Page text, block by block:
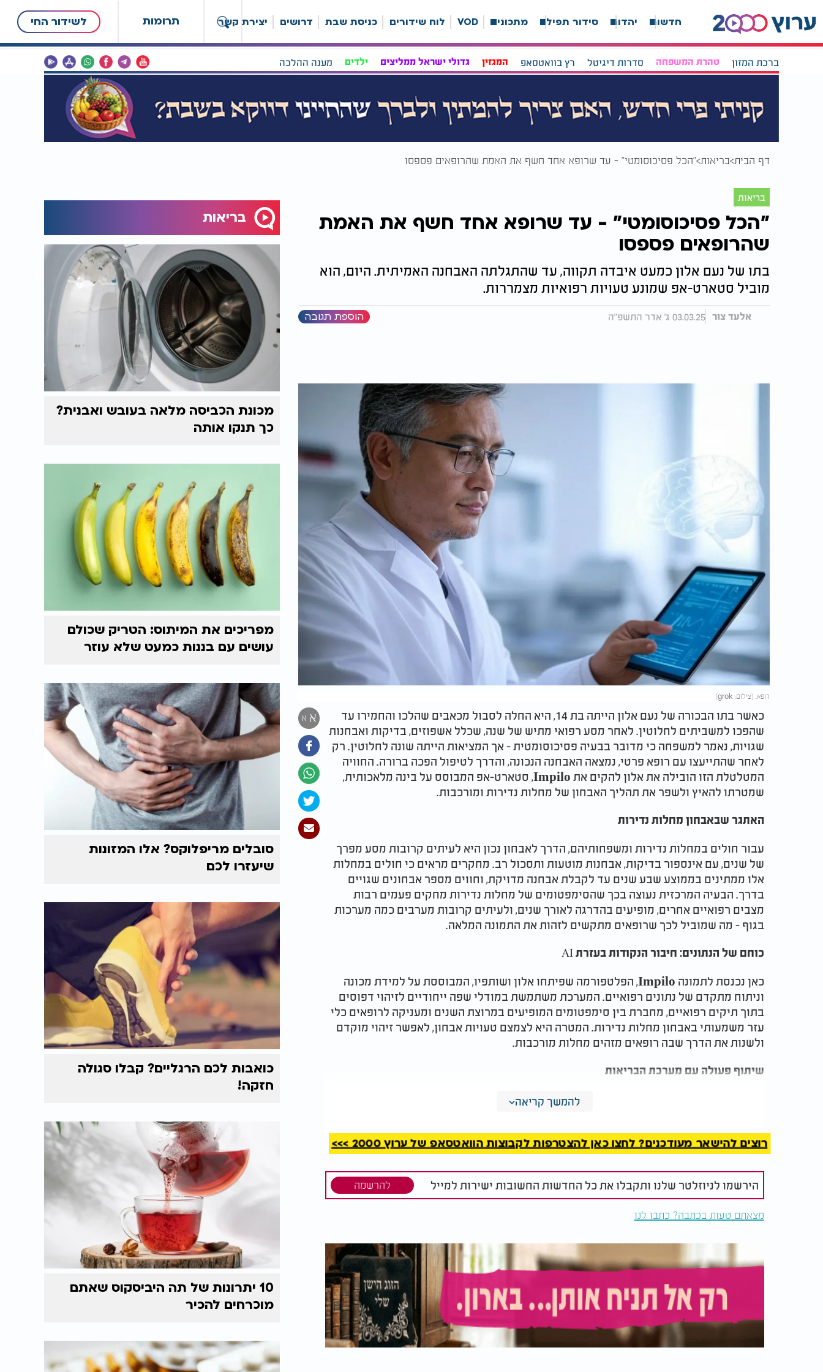
תרומות לשידור החי חדשות יהדות סידור תפילה מתכונים VOD לוח שידורים כניסת שבת דרושים יצירת קשר
ברכת המזון טהרת המשפחה סדרות דיגיטל רץ בוואטסאפ המגזין גדולי ישראל ממליצים ילדים מענה ההלכה
דף הבית בריאות "הכל פסיכוסומטי" - עד שרופא אחד חשף את האמת שהרופאים פספסו
בריאות
"הכל פסיכוסומטי" - עד שרופא אחד חשף את האמת
שהרופאים פספסו
בתו של נעם אלון כמעט איבדה תקווה, עד שהתגלתה האבחנה האמיתית. היום, הוא
מוביל סטארט-אפ שמונע טעויות רפואיות מצמררות.
אלעד צור 03.03.25 ג' אדר התשפ"ה הוספת תגובה
רופא. (צילום: grok)
א א
כאשר בתו הבכורה של נעם אלון הייתה בת 14, היא החלה לסבול מכאבים שהלכו והחמירו עד
שהפכו למשביתים לחלוטין. לאחר מסע רפואי מתיש של שנה, שכלל אשפוזים, בדיקות ואבחנות
שגויות, נאמר למשפחה כי מדובר בבעיה פסיכוסומטית - אך המציאות הייתה שונה לחלוטין. רק
לאחר שהתייעצו עם רופא פרטי, נמצאה האבחנה הנכונה, והדרך לטיפול הפכה ברורה. החוויה
המטלטלת הזו הובילה את אלון להקים את Impilo, סטארט-אפ המבוסס על בינה מלאכותית,
שמטרתו להאיץ ולשפר את תהליך האבחון של מחלות נדירות ומורכבות.
האתגר שבאבחון מחלות נדירות
עבור חולים במחלות נדירות ומשפחותיהם, הדרך לאבחון נכון היא לעיתים קרובות מסע מפרך
של שנים, עם אינספור בדיקות, אבחנות מוטעות ותסכול רב. מחקרים מראים כי חולים במחלות
אלו ממתינים בממוצע שבע שנים עד לקבלת אבחנה מדויקת, וחווים מספר אבחונים שגויים
בדרך. הבעיה המרכזית נעוצה בכך שהסימפטומים של מחלות נדירות מחקים פעמים רבות
מצבים רפואיים אחרים, מופיעים בהדרגה לאורך שנים, ולעיתים קרובות מערבים כמה מערכות
בגוף - מה שמוביל לכך שרופאים מתקשים לזהות את התמונה המלאה.
כוחם של הנתונים: חיבור הנקודות בעזרת AI
כאן נכנסת לתמונה Impilo, הפלטפורמה שפיתחו אלון ושותפיו, המבוססת על למידת מכונה
וניתוח מתקדם של נתונים רפואיים. המערכת משתמשת במודלי שפה ייחודיים לזיהוי דפוסים
בתוך תיקים רפואיים, מחברת בין סימפטומים המופיעים במרוצת השנים ומעניקה לרופאים כלי
עזר משמעותי באבחון מחלות נדירות. המטרה היא לצמצם טעויות אבחון, לאפשר זיהוי מוקדם
ולשנות את הדרך שבה רופאים מזהים מחלות מורכבות.
שיתוף פעולה עם מערכת הבריאות
Impilo כבר החלה בפיילוט בשיתוף עם קופת חולים לאומית, שבמסגרתו הצליחה המערכת
לזיהוי מחלות נוספות ולהוכיח את יעילותה על אוכלוסיות רחבות יותר.
פריצת דרך בינלאומית
בחודש הקרוב יצטרף אלון למשלחת ישראלית מיוחדת ללונדון במסגרת The Dangoor
Health Academy, יוזמה בריטית-ישראלית שמטרתה לחבר בין חדשנות טכנולוגית למערכת
של המערכת הרפואית בבריטניה, ומעניקה להם הזדמנות להיכנס לשוק הבריאות הבינלאומי.
אלון וצוותו מציבים יעד שאפתני: בתוך שנתיים, Impilo תוכל לתת מענה ל-80% מהחולים
במחלות נדירות ברחבי העולם. השאיפה היא לצמצם את משך האבחון מממוצע של שבע שנים
לכדי שנה-שנתיים בלבד, ולהביא לשיפור משמעותי הן באיכות חייהם של החולים והן ביעילותה
של מערכת הבריאות.
להמשך קריאה
רוצים להישאר מעודכנים? לחצו כאן להצטרפות לקבוצות הוואטסאפ של ערוץ 2000 >>>
הירשמו לניוזלטר שלנו ותקבלו את כל החדשות החשובות ישירות למייל להרשמה
מצאתם טעות בכתבה? כתבו לנו
בריאות
מכונת הכביסה מלאה בעובש ואבנית?
כך תנקו אותה
מפריכים את המיתוס: הטריק שכולם
עושים עם בננות כמעט שלא עוזר
סובלים מריפלוקס? אלו המזונות
שיעזרו לכם
כואבות לכם הרגליים? קבלו סגולה
חזקה!
10 יתרונות של תה היביסקוס שאתם
מוכרחים להכיר